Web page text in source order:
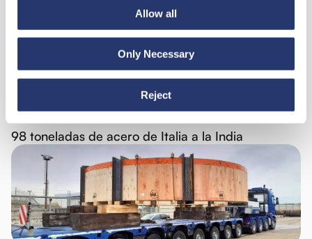
Allow all
Only Necessary
Reject
6 de julio de 2026 Noticias
98 toneladas de acero de Italia a la India